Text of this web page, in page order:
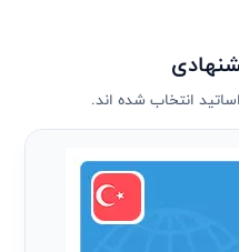
انتخاب شده اند.